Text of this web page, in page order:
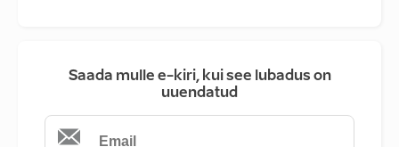
Saada mulle e-kiri, kui see lubadus on
uuendatud